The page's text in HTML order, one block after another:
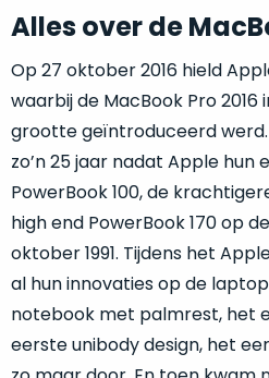
Alles over de
Op 27 oktober 2016 hield
waarbij de MacBook Pro 2016
grootte geïntroduceerd
zo’n 25 jaar nadat Apple hun
PowerBook 100, de
high end PowerBook 170 op
oktober 1991. Tijdens het
al hun innovaties op de
notebook met palmrest, het
eerste unibody design, het
altijd
in
5-
sterren
nieuw ”
conditie
–
gegarandeerd.
Zowel
de
customer
return”
als
Mac
die
bij
jou
past
kan
lastig
zijn
om
de